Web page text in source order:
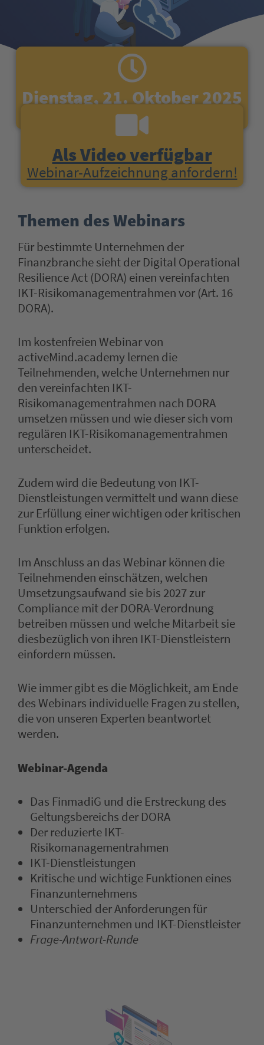
Dienstag, 21. Oktober 2025
11-12 Uhr
Als Video verfügbar
Webinar-Aufzeichnung anfordern!
Themen des Webinars
Für bestimmte Unternehmen der
Finanzbranche sieht der Digital Operational
Resilience Act (DORA) einen vereinfachten
IKT-Risikomanagementrahmen vor (Art. 16
DORA).
Im kostenfreien Webinar von
activeMind.academy lernen die
Teilnehmenden, welche Unternehmen nur
den vereinfachten IKT-
Risikomanagementrahmen nach DORA
umsetzen müssen und wie dieser sich vom
regulären IKT-Risikomanagementrahmen
unterscheidet.
Zudem wird die Bedeutung von IKT-
Dienstleistungen vermittelt und wann diese
zur Erfüllung einer wichtigen oder kritischen
Funktion erfolgen.
Im Anschluss an das Webinar können die
Teilnehmenden einschätzen, welchen
Umsetzungsaufwand sie bis 2027 zur
Compliance mit der DORA-Verordnung
betreiben müssen und welche Mitarbeit sie
diesbezüglich von ihren IKT-Dienstleistern
einfordern müssen.
Wie immer gibt es die Möglichkeit, am Ende
des Webinars individuelle Fragen zu stellen,
die von unseren Experten beantwortet
werden.
Webinar-Agenda
Das FinmadiG und die Erstreckung des
Geltungsbereichs der DORA
Der reduzierte IKT-
Risikomanagementrahmen
IKT-Dienstleistungen
Kritische und wichtige Funktionen eines
Finanzunternehmens
Unterschied der Anforderungen für
Finanzunternehmen und IKT-Dienstleister
Frage-Antwort-Runde